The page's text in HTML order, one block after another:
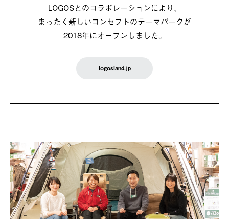
LOGOSとのコラボレーションにより、
まったく新しいコンセプトのテーマパークが
2018年にオープンしました。
logosland.jp